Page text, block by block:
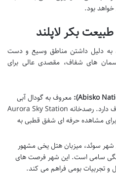
بود.
بکر لاپلند
به دلیل داشتن مناطق وسیع و دست
های شفاف، مقصدی عالی برای
معروف به گودال آبی
آبیسکو که آسمانی معمولاً صاف دارد. رصدخانه Aurora Sky Station
برای مشاهده حرفه ای شفق قطبی به
شهر سوئد، میزبان هتل یخی مشهور
سامی است. این شهر فرصت های
و تجربیات بومی فراهم می کند.